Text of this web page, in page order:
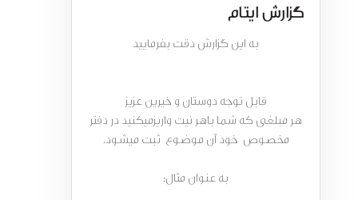
گزارش ایتام
به این گزارش دقت بفرمایید
قابل توجه دوستان و خیرین عزیز
هر مبلغی که شما باهر نیت واریزمیکنید در دفتر
مخصوص خود آن موضوع ثبت میشود.
به عنوان مثال: